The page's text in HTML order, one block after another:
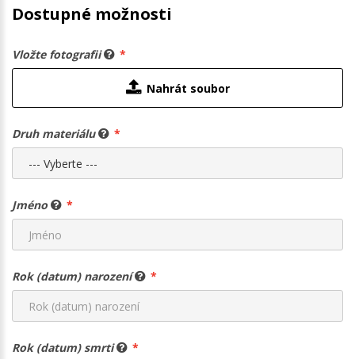
Dostupné možnosti
Vložte fotografii
Nahrát soubor
Druh materiálu
Jméno
Rok (datum) narození
Rok (datum) smrti